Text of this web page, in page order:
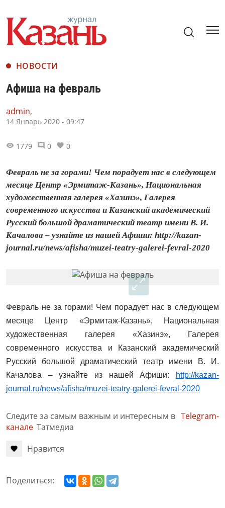
НОВОСТИ
Афиша на февраль
admin,
14 Январь 2020 - 09:47
1779 0 0
Февраль не за горами! Чем порадует нас в следующем
месяце Центр «Эрмитаж-Казань», Национальная
художественная галерея «Хазинэ», Галерея
современного искусства и Казанский академический
Русский большой драматический театр имени В. И.
Качалова – узнайте из нашей Афиши: http://kazan-
journal.ru/news/afisha/muzei-teatry-galerei-fevral-2020
Февраль не за горами! Чем порадует нас в следующем
месяце Центр «Эрмитаж-Казань», Национальная
художественная галерея «Хазинэ», Галерея
современного искусства и Казанский академический
Русский большой драматический театр имени В. И.
Качалова – узнайте из нашей Афиши:
http://kazan-
journal.ru/news/afisha/muzei-teatry-galerei-fevral-2020
Следите за самым важным и интересным в Telegram-
канале Татмедиа
Нравится
Поделиться: